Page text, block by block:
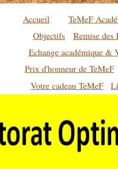
Accueil
TeMeF
Objectifs
Remise des
Echange académique &
Prix d'honneur de TeMeF
Votre cadeau TeMeF